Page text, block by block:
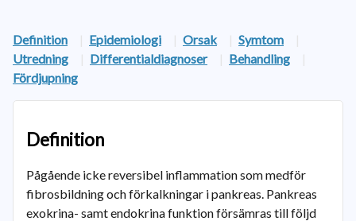
Definition | Epidemiologi | Orsak | Symtom
|
Utredning
| Differentialdiagnoser | Behandling
|
Fördjupning
Definition
Pågående icke reversibel inflammation som medför
fibrosbildning och förkalkningar i pankreas. Pankreas
exokrina- samt endokrina funktion försämras till följd